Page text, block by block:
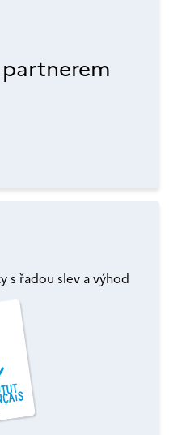
s řadou slev a výhod